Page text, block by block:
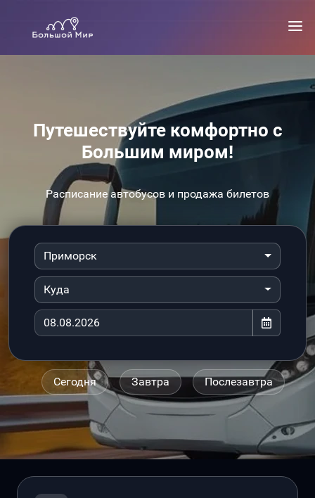
Путешествуйте комфортно с
Большим миром!
Расписание автобусов и продажа билетов
Приморск
Куда
Сегодня Завтра Послезавтра